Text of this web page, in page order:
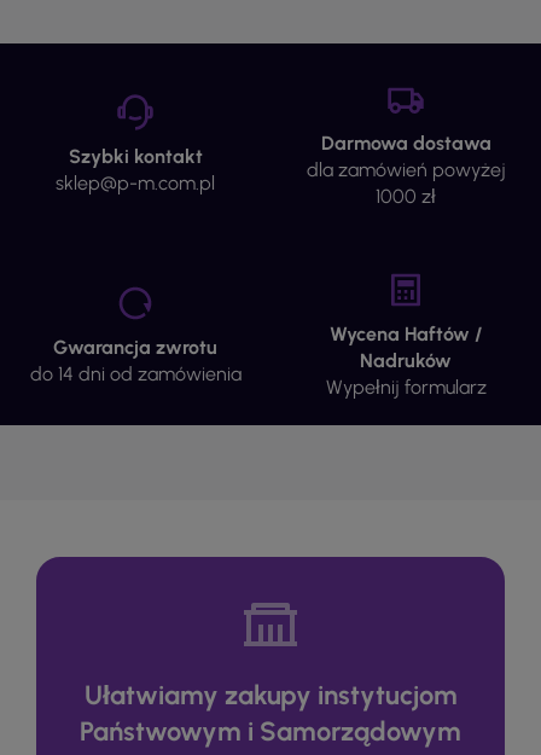
Szybki kontakt
sklep@p-m.com.pl
Darmowa dostawa
dla zamówień powyżej
1000 zł
Gwarancja zwrotu
do 14 dni od zamówienia
Wycena Haftów /
Nadruków
Wypełnij formularz
Ułatwiamy zakupy instytucjom
Państwowym i Samorządowym